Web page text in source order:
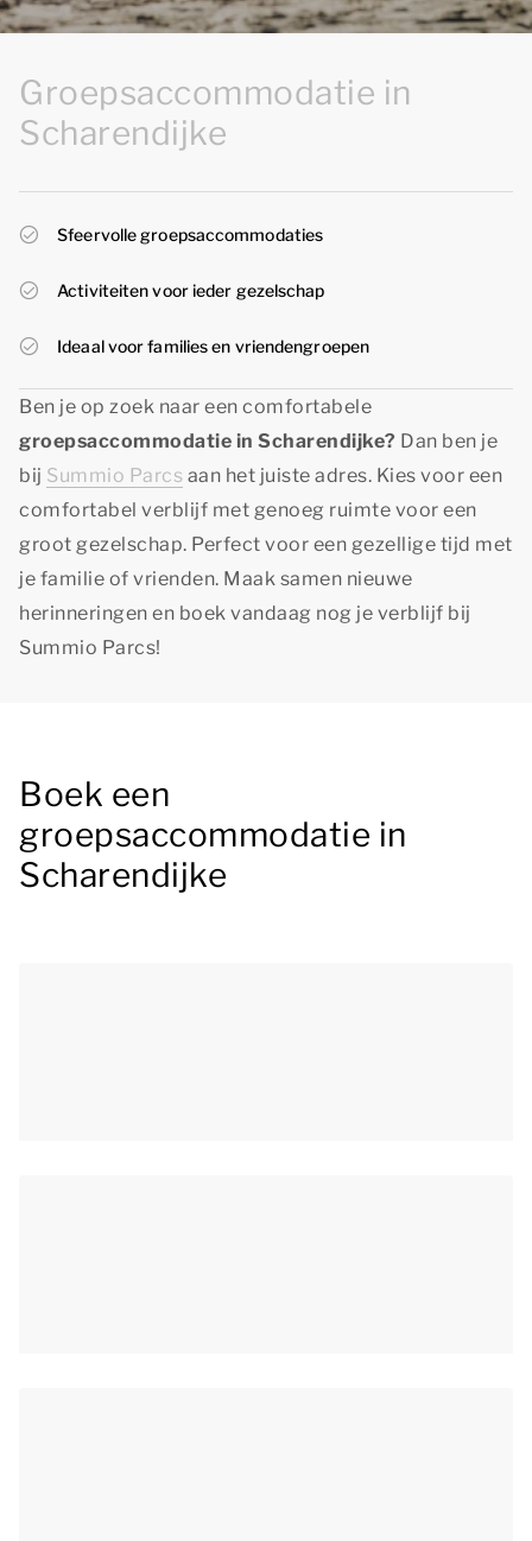
Groepsaccommodatie in
Scharendijke
Sfeervolle groepsaccommodaties
Activiteiten voor ieder gezelschap
Ideaal voor families en vriendengroepen
Ben je op zoek naar een comfortabele
groepsaccommodatie in Scharendijke? Dan ben je
bij Summio Parcs aan het juiste adres. Kies voor een
comfortabel verblijf met genoeg ruimte voor een
groot gezelschap. Perfect voor een gezellige tijd met
je familie of vrienden. Maak samen nieuwe
herinneringen en boek vandaag nog je verblijf bij
Summio Parcs!
Boek een
groepsaccommodatie in
Scharendijke